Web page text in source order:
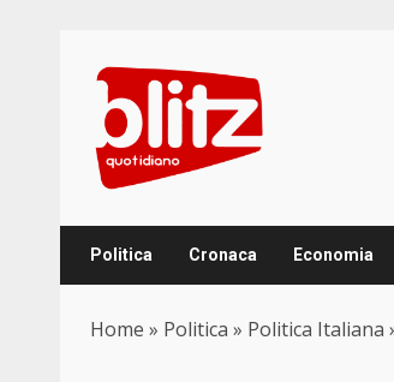
content
Politica Cronaca Economia
Home » Politica » Politica Italiana